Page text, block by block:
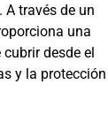
través de un
una
desde el
y la protección